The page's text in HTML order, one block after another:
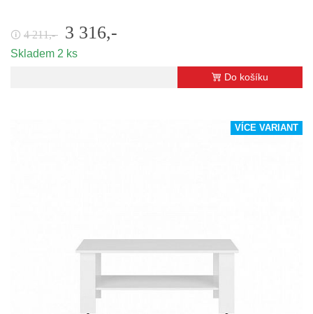
🛈 4 211,- 3 316,-
Skladem 2 ks
Do košíku
VÍCE VARIANT